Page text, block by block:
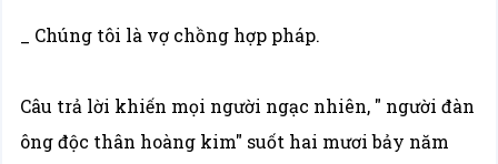
_ Chúng tôi là vợ chồng hợp pháp.
Câu trả lời khiến mọi người ngạc nhiên, " người đàn
ông độc thân hoàng kim" suốt hai mươi bảy năm